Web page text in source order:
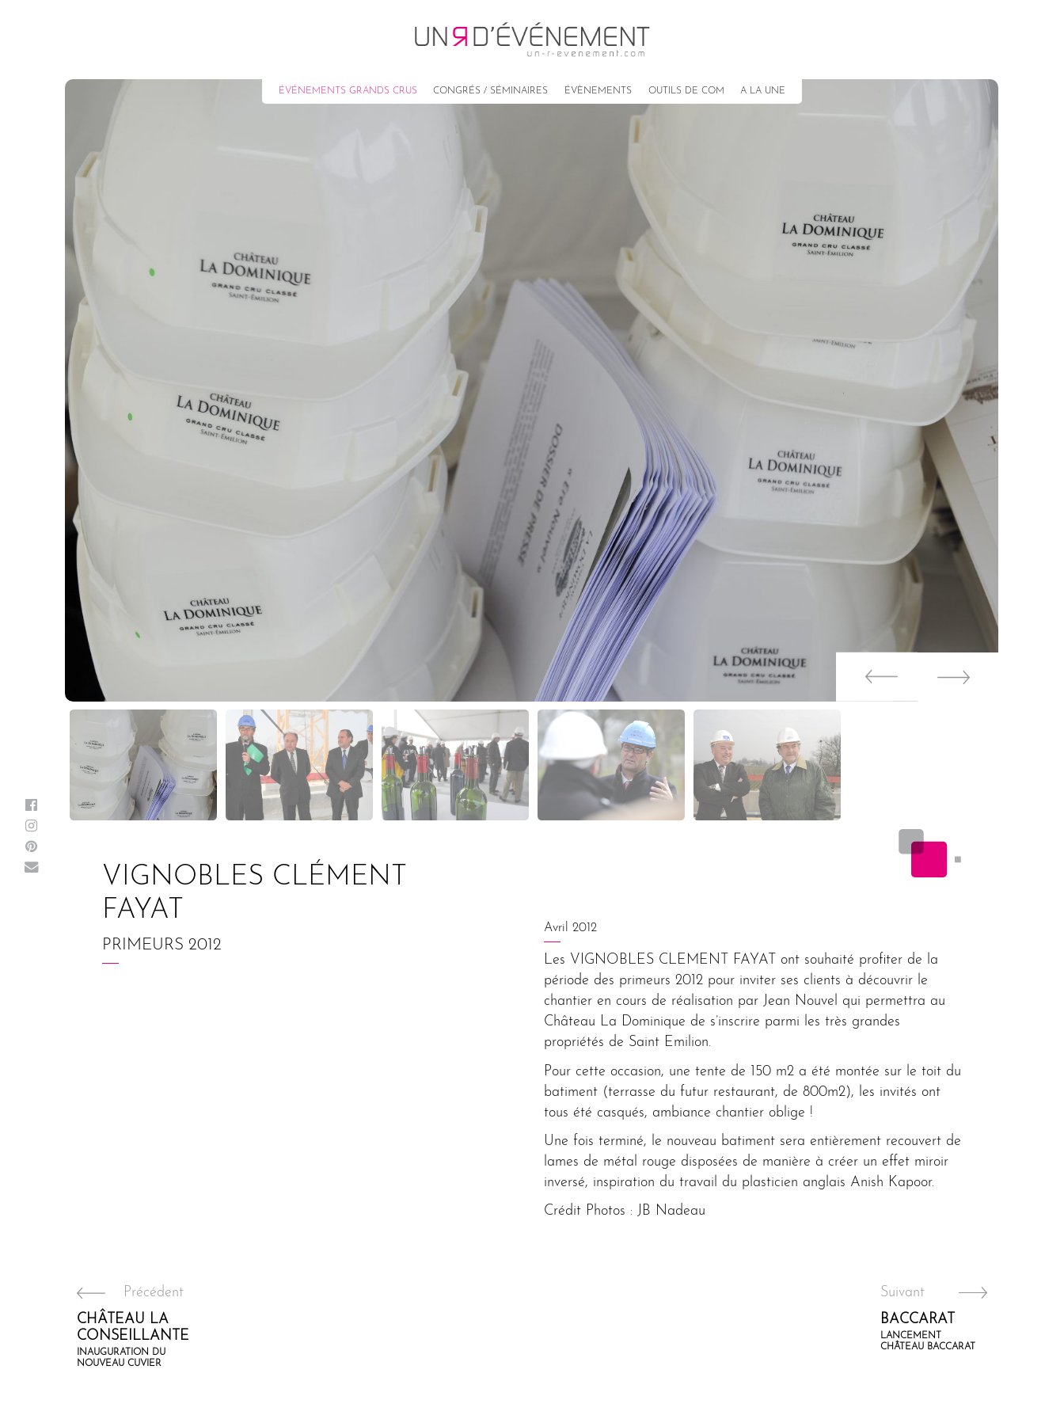
ÉVÉNEMENTS GRANDS CRUS CONGRÉS / SÉMINAIRES ÉVÈNEMENTS OUTILS DE COM A LA UNE
VIGNOBLES CLÉMENT
FAYAT
PRIMEURS 2012
Avril 2012
Les VIGNOBLES CLEMENT FAYAT ont souhaité profiter de la
période des primeurs 2012 pour inviter ses clients à découvrir le
chantier en cours de réalisation par Jean Nouvel qui permettra au
Château La Dominique de s’inscrire parmi les très grandes
propriétés de Saint Emilion.
Pour cette occasion, une tente de 150 m2 a été montée sur le toit du
batiment (terrasse du futur restaurant, de 800m2), les invités ont
tous été casqués, ambiance chantier oblige !
Une fois terminé, le nouveau batiment sera entièrement recouvert de
lames de métal rouge disposées de manière à créer un effet miroir
inversé, inspiration du travail du plasticien anglais Anish Kapoor.
Crédit Photos : JB Nadeau
Précédent
CHÂTEAU LA
CONSEILLANTE
INAUGURATION DU
NOUVEAU CUVIER
Suivant
BACCARAT
LANCEMENT
CHÂTEAU BACCARAT